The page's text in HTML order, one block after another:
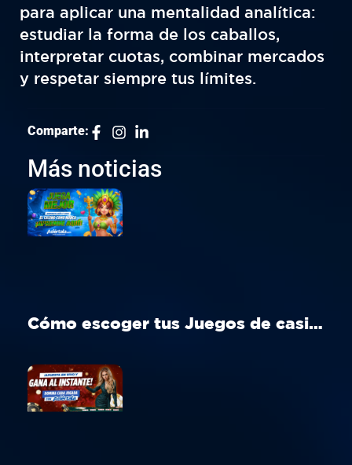
para aplicar una mentalidad analítica:
estudiar la forma de los caballos,
interpretar cuotas, combinar mercados
y respetar siempre tus límites.
Comparte:
Más noticias
Cómo escoger tus Juegos de casino Perú ideal en Aciértala